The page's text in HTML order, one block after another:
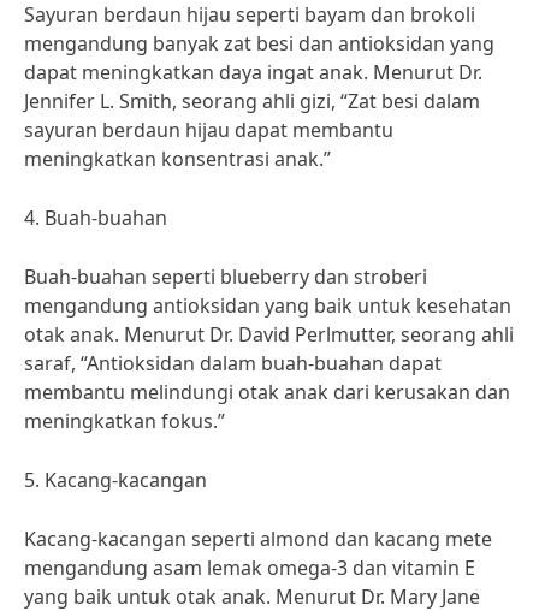
Sayuran berdaun hijau seperti bayam dan brokoli
mengandung banyak zat besi dan antioksidan yang
dapat meningkatkan daya ingat anak. Menurut Dr.
Jennifer L. Smith, seorang ahli gizi, “Zat besi dalam
sayuran berdaun hijau dapat membantu
meningkatkan konsentrasi anak.”
4. Buah-buahan
Buah-buahan seperti blueberry dan stroberi
mengandung antioksidan yang baik untuk kesehatan
otak anak. Menurut Dr. David Perlmutter, seorang ahli
saraf, “Antioksidan dalam buah-buahan dapat
membantu melindungi otak anak dari kerusakan dan
meningkatkan fokus.”
5. Kacang-kacangan
Kacang-kacangan seperti almond dan kacang mete
mengandung asam lemak omega-3 dan vitamin E
yang baik untuk otak anak. Menurut Dr. Mary Jane